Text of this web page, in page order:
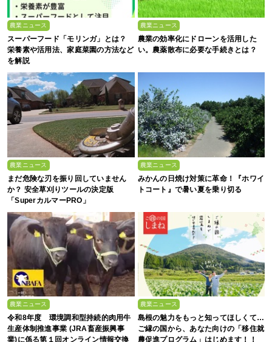
農業ニュース
スーパーフード「モリンガ」とは？
栄養素や活用法、家庭菜園の方法など
を解説
農業ニュース
農業の効率化にドローンを活用した
い。農薬散布に必要な手続きとは？
農業ニュース
まだ危険な刃を振り回していません
か？ 安全草刈りツールの決定版
「SuperカルマーPRO」
農業ニュース
みかんの日焼け対策に革命！『ホワイ
トコート』で暑い夏を乗り切る
農業ニュース
令和8年度 環境調和型持続的肉用牛
生産体制推進事業 (JRA畜産振興事
業)に係る第１回オンライン情報交換
農業ニュース
島根の魅力をもっと知ってほしくて…
ご縁の国から、あなた向けの「移住就
農促進プログラム」はじめます！！